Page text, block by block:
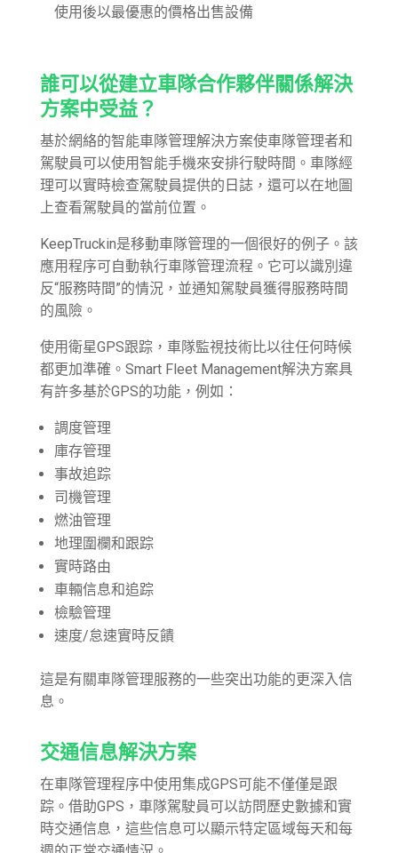
使用後以最優惠的價格出售設備
誰可以從建立車隊合作夥伴關係解決
方案中受益？
基於網絡的智能車隊管理解決方案使車隊管理者和
駕駛員可以使用智能手機來安排行駛時間。車隊經
理可以實時檢查駕駛員提供的日誌，還可以在地圖
上查看駕駛員的當前位置。
KeepTruckin是移動車隊管理的一個很好的例子。該
應用程序可自動執行車隊管理流程。它可以識別違
反“服務時間”的情況，並通知駕駛員獲得服務時間
的風險。
使用衛星GPS跟踪，車隊監視技術比以往任何時候
都更加準確。Smart Fleet Management解決方案具
有許多基於GPS的功能，例如：
調度管理
庫存管理
事故追踪
司機管理
燃油管理
地理圍欄和跟踪
實時路由
車輛信息和追踪
檢驗管理
速度/怠速實時反饋
這是有關車隊管理服務的一些突出功能的更深入信
息。
交通信息解決方案
在車隊管理程序中使用集成GPS可能不僅僅是跟
踪。借助GPS，車隊駕駛員可以訪問歷史數據和實
時交通信息，這些信息可以顯示特定區域每天和每